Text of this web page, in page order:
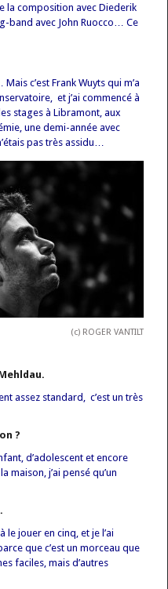
la composition avec Diederik
band avec John Ruocco… Ce
c’est Frank Wuyts qui m’a
et j’ai commencé à
stages à Libramont, aux
une demi-année avec
pas très assidu…
(c) ROGER VANTILT
assez standard, c’est un très
?
d’adolescent et encore
maison, j’ai pensé qu’un
le jouer en cinq, et je l’ai
que c’est un morceau que
faciles, mais d’autres